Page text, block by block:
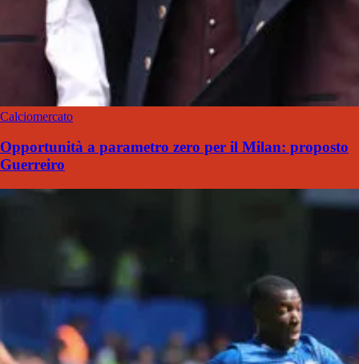
Calciomercato
Opportunità a parametro zero per il Milan: proposto
Guerreiro